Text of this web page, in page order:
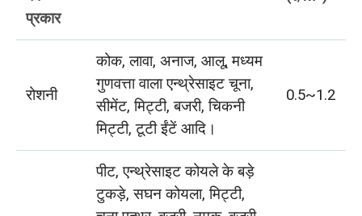
प्रकार
रोशनी
कोक, लावा, अनाज, आलू, मध्यम
गुणवत्ता वाला एन्थ्रेसाइट चूना,
सीमेंट, मिट्टी, बजरी, चिकनी
मिट्टी, टूटी ईंटें आदि।
0.5~1.2
पीट, एन्थ्रेसाइट कोयले के बड़े
टुकड़े, सघन कोयला, मिट्टी,